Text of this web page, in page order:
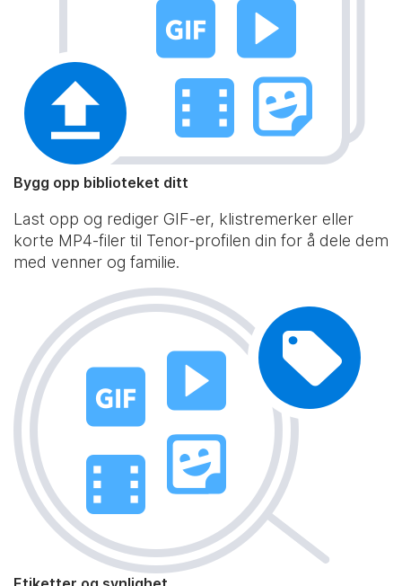
Bygg opp biblioteket ditt
Last opp og rediger GIF-er, klistremerker eller
korte MP4-filer til Tenor-profilen din for å dele dem
med venner og familie.